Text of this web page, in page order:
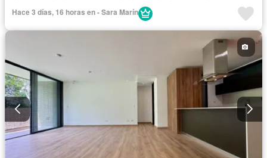
Internet
Seguridad privada Agua
Hace 3 días, 16 horas en - Sara Marín